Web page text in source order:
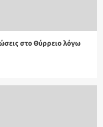
στο Θύρρειο λόγω